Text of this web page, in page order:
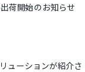
荷開始のお知らせ
ューションが紹介さ